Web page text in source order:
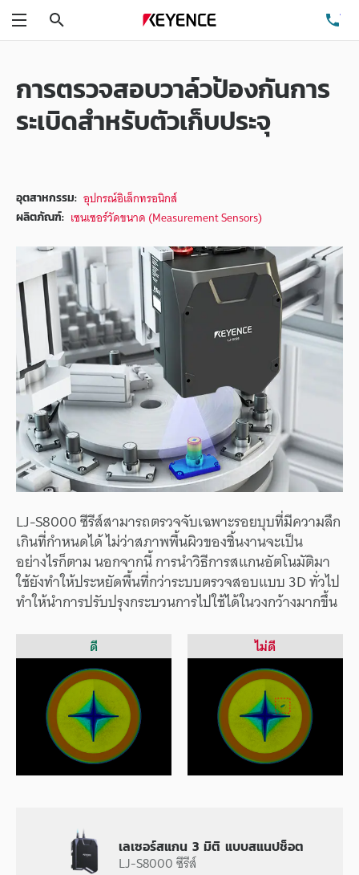
การตรวจสอบวาล์วป้องกันการ
ระเบิดสำหรับตัวเก็บประจุ
อุตสาหกรรม: อุปกรณ์อิเล็กทรอนิกส์
ผลิตภัณฑ์: เซนเซอร์วัดขนาด (Measurement Sensors)
LJ-S8000 ซีรีส์สามารถตรวจจับเฉพาะรอยบุบที่มีความลึก
เกินที่กำหนดได้ ไม่ว่าสภาพพื้นผิวของชิ้นงานจะเป็น
อย่างไรก็ตาม นอกจากนี้ การนำวิธีการสแกนอัตโนมัติมา
ใช้ยังทำให้ประหยัดพื้นที่กว่าระบบตรวจสอบแบบ 3D ทั่วไป
ทำให้นำการปรับปรุงกระบวนการไปใช้ได้ในวงกว้างมากขึ้น
ดี ไม่ดี
เลเซอร์สแกน 3 มิติ แบบสแนปช็อต
LJ-S8000 ซีรีส์